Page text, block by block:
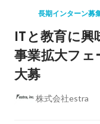
長期インターン募
ITと教育に
事業拡大フ
大募
株式会社estra